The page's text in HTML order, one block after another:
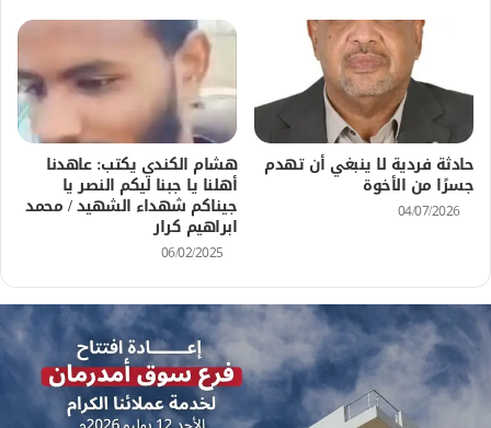
حادثة فردية لا ينبغي أن تهدم
جسرًا من الأخوة
04/07/2026
هشام الكندي يكتب: عاهدنا
أهلنا يا جبنا ليكم النصر يا
جيناكم شهداء الشهيد / محمد
ابراهيم كرار
06/02/2025